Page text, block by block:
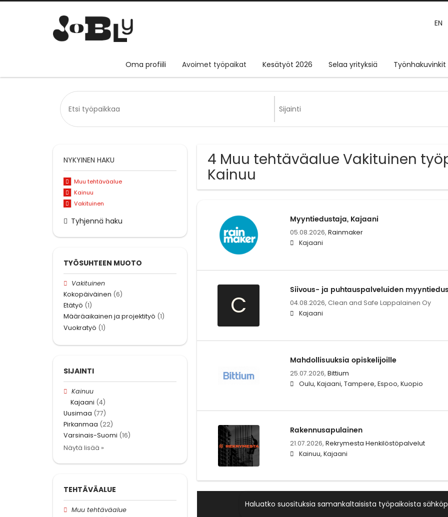
EN
Oma profiili Avoimet työpaikat Kesätyöt 2026 Selaa yrityksiä Työnhakuvinkit
4 Muu tehtäväalue Vakituinen
Kainuu
Myyntiedustaja, Kajaani
05.08.2026, Rainmaker
Kajaani
C
Siivous- ja puhtauspalveluiden
04.08.2026, Clean and Safe Lappalainen Oy
Kajaani
Mahdollisuuksia opiskelijoille
25.07.2026, Bittium
Oulu, Kajaani, Tampere, Espoo, Kuopio
Rakennusapulainen
21.07.2026, Rekrymesta Henkilöstöpalvelut
Kainuu, Kajaani
Haluatko suosituksia samankaltaisista työpaikoista
NYKYINEN HAKU
Muu tehtäväalue
Kainuu
Vakituinen
Tyhjennä haku
TYÖSUHTEEN MUOTO
Vakituinen
Kokopäiväinen (6)
Etätyö (1)
Määräaikainen ja projektityö (1)
Vuokratyö (1)
SIJAINTI
Kainuu
Kajaani (4)
Uusimaa (77)
Pirkanmaa (22)
Varsinais-Suomi (16)
Näytä lisää »
TEHTÄVÄALUE
Muu tehtäväalue